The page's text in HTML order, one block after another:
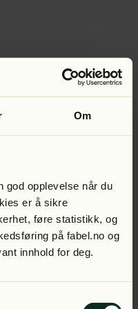
Om
god opplevelse når du
er å sikre
føre statistikk, og
på fabel.no og
innhold for deg.